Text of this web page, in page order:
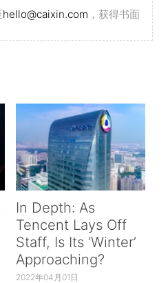
hello@caixin.com ，获得书面
In Depth: As
Tencent Lays Off
Staff, Is Its ‘Winter’
Approaching?
2022年04月01日